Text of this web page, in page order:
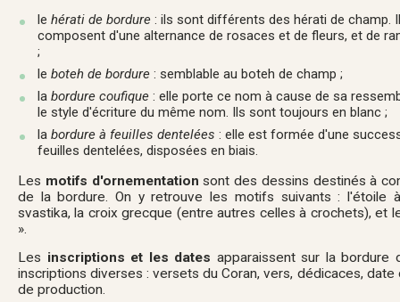
le hérati de bordure : ils sont différents des hérati de champ.
composent d'une alternance de rosaces et de fleurs, et de
;
le boteh de bordure : semblable au boteh de champ ;
la bordure coufique : elle porte ce nom à cause de sa
le style d'écriture du même nom. Ils sont toujours en blanc ;
la bordure à feuilles dentelées : elle est formée d'une
feuilles dentelées, disposées en biais.
Les motifs d'ornementation sont des dessins destinés à
de la bordure. On y retrouve les motifs suivants : l'étoile
svastika, la croix grecque (entre autres celles à crochets), et
».
Les inscriptions et les dates apparaissent sur la
inscriptions diverses : versets du Coran, vers, dédicaces,
de production.